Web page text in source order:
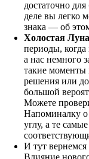
достаточно
деле вы легко
знака — об
Холостая Луна
периоды, когда
а нас немного
такие моменты
решения или
большой
Можете
Напоминалку о
углу, а те
И тут вернемся
Влияние